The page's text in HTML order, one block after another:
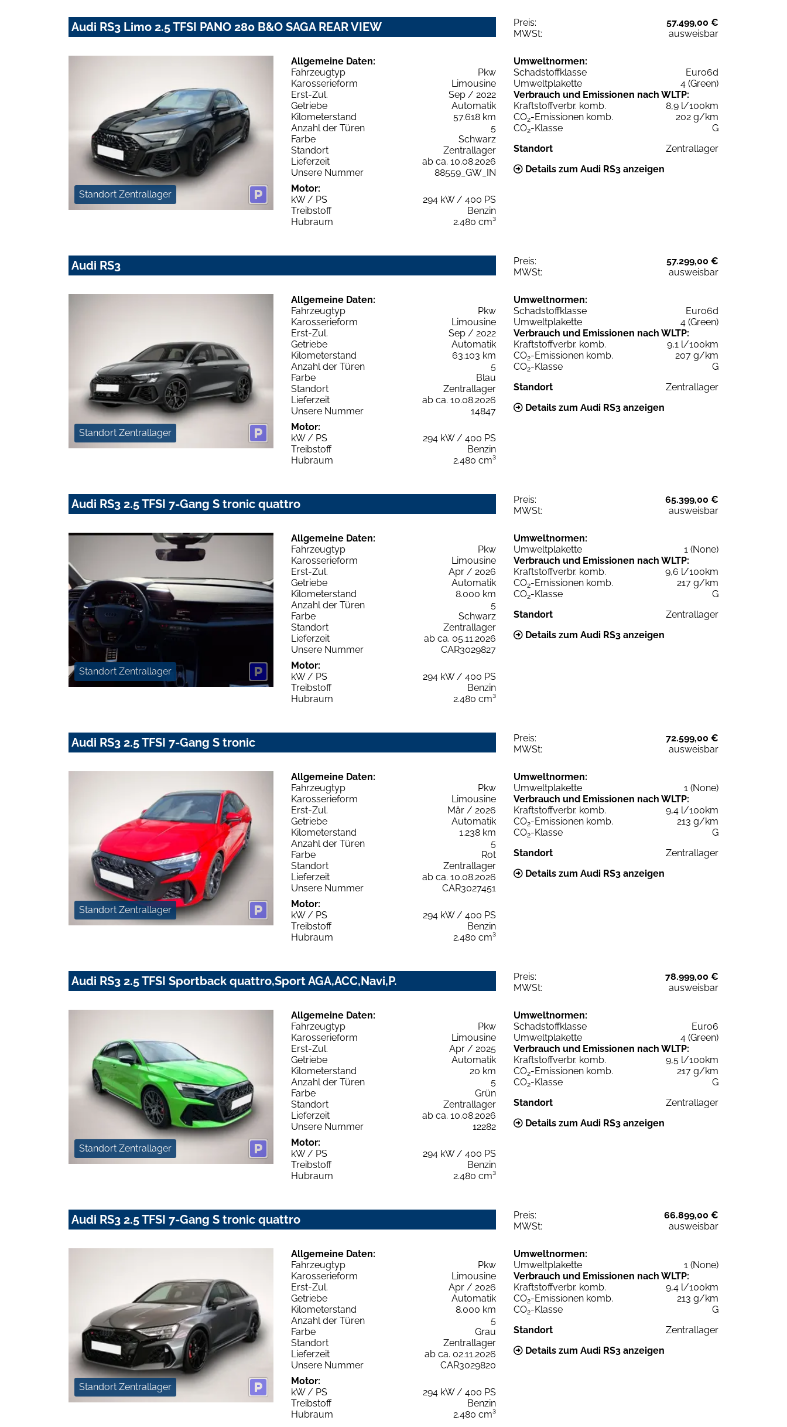
Audi RS3 Limo 2.5 TFSI PANO 280 B&O SAGA REAR VIEW Preis:
57.499,00 €
MWSt:
ausweisbar
Standort Zentrallager
Allgemeine Daten:
Fahrzeugtyp
Pkw
Karosserieform
Limousine
Erst-Zul.
Sep / 2022
Getriebe
Automatik
Kilometerstand
57.618 km
Anzahl der Türen
5
Farbe
Schwarz
Standort
Zentrallager
Lieferzeit
ab ca. 10.08.2026
Unsere Nummer
88559_GW_IN
Motor:
kW / PS
294 kW / 400 PS
Treibstoff
Benzin
Hubraum
2.480 cm³
Umweltnormen:
Schadstoffklasse
Euro6d
Umweltplakette
4 (Green)
Verbrauch und Emissionen nach WLTP:
Kraftstoffverbr. komb.
8,9 l/100km
CO2-Emissionen komb.
202 g/km
CO2-Klasse
G
Standort
Zentrallager
Details zum Audi RS3 anzeigen
Audi RS3 Preis:
57.299,00 €
MWSt:
ausweisbar
Standort Zentrallager
Allgemeine Daten:
Fahrzeugtyp
Pkw
Karosserieform
Limousine
Erst-Zul.
Sep / 2022
Getriebe
Automatik
Kilometerstand
63.103 km
Anzahl der Türen
5
Farbe
Blau
Standort
Zentrallager
Lieferzeit
ab ca. 10.08.2026
Unsere Nummer
14847
Motor:
kW / PS
294 kW / 400 PS
Treibstoff
Benzin
Hubraum
2.480 cm³
Umweltnormen:
Schadstoffklasse
Euro6d
Umweltplakette
4 (Green)
Verbrauch und Emissionen nach WLTP:
Kraftstoffverbr. komb.
9,1 l/100km
CO2-Emissionen komb.
207 g/km
CO2-Klasse
G
Standort
Zentrallager
Details zum Audi RS3 anzeigen
Audi RS3 2.5 TFSI 7-Gang S tronic quattro Preis:
65.399,00 €
MWSt:
ausweisbar
Standort Zentrallager
Allgemeine Daten:
Fahrzeugtyp
Pkw
Karosserieform
Limousine
Erst-Zul.
Apr / 2026
Getriebe
Automatik
Kilometerstand
8.000 km
Anzahl der Türen
5
Farbe
Schwarz
Standort
Zentrallager
Lieferzeit
ab ca. 05.11.2026
Unsere Nummer
CAR3029827
Motor:
kW / PS
294 kW / 400 PS
Treibstoff
Benzin
Hubraum
2.480 cm³
Umweltnormen:
Umweltplakette
1 (None)
Verbrauch und Emissionen nach WLTP:
Kraftstoffverbr. komb.
9,6 l/100km
CO2-Emissionen komb.
217 g/km
CO2-Klasse
G
Standort
Zentrallager
Details zum Audi RS3 anzeigen
Audi RS3 2.5 TFSI 7-Gang S tronic Preis:
72.599,00 €
MWSt:
ausweisbar
Standort Zentrallager
Allgemeine Daten:
Fahrzeugtyp
Pkw
Karosserieform
Limousine
Erst-Zul.
Mär / 2026
Getriebe
Automatik
Kilometerstand
1.238 km
Anzahl der Türen
5
Farbe
Rot
Standort
Zentrallager
Lieferzeit
ab ca. 10.08.2026
Unsere Nummer
CAR3027451
Motor:
kW / PS
294 kW / 400 PS
Treibstoff
Benzin
Hubraum
2.480 cm³
Umweltnormen:
Umweltplakette
1 (None)
Verbrauch und Emissionen nach WLTP:
Kraftstoffverbr. komb.
9,4 l/100km
CO2-Emissionen komb.
213 g/km
CO2-Klasse
G
Standort
Zentrallager
Details zum Audi RS3 anzeigen
Audi RS3 2.5 TFSI Sportback quattro,Sport AGA,ACC,Navi,P. Preis:
78.999,00 €
MWSt:
ausweisbar
Standort Zentrallager
Allgemeine Daten:
Fahrzeugtyp
Pkw
Karosserieform
Limousine
Erst-Zul.
Apr / 2025
Getriebe
Automatik
Kilometerstand
20 km
Anzahl der Türen
5
Farbe
Grün
Standort
Zentrallager
Lieferzeit
ab ca. 10.08.2026
Unsere Nummer
12282
Motor:
kW / PS
294 kW / 400 PS
Treibstoff
Benzin
Hubraum
2.480 cm³
Umweltnormen:
Schadstoffklasse
Euro6
Umweltplakette
4 (Green)
Verbrauch und Emissionen nach WLTP:
Kraftstoffverbr. komb.
9,5 l/100km
CO2-Emissionen komb.
217 g/km
CO2-Klasse
G
Standort
Zentrallager
Details zum Audi RS3 anzeigen
Audi RS3 2.5 TFSI 7-Gang S tronic quattro Preis:
66.899,00 €
MWSt:
ausweisbar
Standort Zentrallager
Allgemeine Daten:
Fahrzeugtyp
Pkw
Karosserieform
Limousine
Erst-Zul.
Apr / 2026
Getriebe
Automatik
Kilometerstand
8.000 km
Anzahl der Türen
5
Farbe
Grau
Standort
Zentrallager
Lieferzeit
ab ca. 02.11.2026
Unsere Nummer
CAR3029820
Motor:
kW / PS
294 kW / 400 PS
Treibstoff
Benzin
Hubraum
2.480 cm³
Umweltnormen:
Umweltplakette
1 (None)
Verbrauch und Emissionen nach WLTP:
Kraftstoffverbr. komb.
9,4 l/100km
CO2-Emissionen komb.
213 g/km
CO2-Klasse
G
Standort
Zentrallager
Details zum Audi RS3 anzeigen